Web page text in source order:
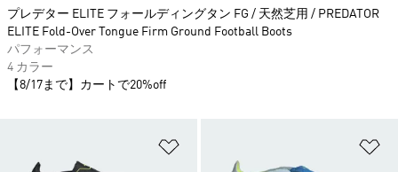
プレデター ELITE フォールディングタン FG / 天然芝用 / PREDATOR
ELITE Fold-Over Tongue Firm Ground Football Boots
パフォーマンス
4 カラー
【8/17まで】カートで20%off